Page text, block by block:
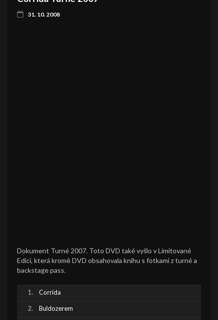
31. 10. 2008
Dokument Turné 2007. Toto DVD také vyšlo v Limitované
Edici, která kromě DVD obsahovala knihu s fotkami z turné a
backstage pass.
Corrida
Buldozerem